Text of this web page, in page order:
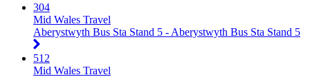
304
Mid Wales Travel
Aberystwyth Bus Sta Stand 5 - Aberystwyth Bus Sta Stand 5
512
Mid Wales Travel